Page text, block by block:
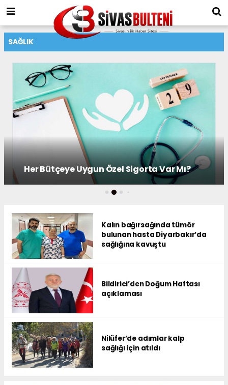
SAĞLIK
Doç. Dr. Batık: “Psikolojik danışmanlık
hizmetlerine olan ihtiyaç artıyor”
Kalın bağırsağında tümör
bulunan hasta Diyarbakır’da
sağlığına kavuştu
Bildirici’den Doğum Haftası
açıklaması
Nilüfer’de adımlar kalp
sağlığı için atıldı